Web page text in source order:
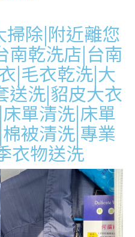
除|附近離您
南乾洗店|台南
|毛衣乾洗|大
送洗|貂皮大衣
單清洗|床單
被清洗|專業
衣物送洗